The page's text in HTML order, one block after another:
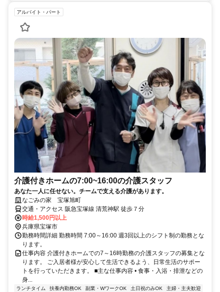
アルバイト・パート
介護付きホームの7:00~16:00の介護スタッフ
あなた一人に任せない。チームで支える介護があります。
なごみの家 宝塚旭町
交通・アクセス 阪急宝塚線 清荒神駅 徒歩７分
時給1,500円以上
兵庫県宝塚市
勤務時間詳細 勤務時間 7:00～16:00 週3回以上のシフト制の勤務とな
ります。
仕事内容 介護付きホームでの7～16時勤務の介護スタッフの募集とな
ります。 ご入居者様が安心して生活できるよう、日常生活のサポー
トを行っていただきます。 ■主な仕事内容 • 食事・入浴・排泄などの
身...
ランチタイム 扶養内勤務OK 副業・WワークOK 土日祝のみOK
主婦・主夫歓迎